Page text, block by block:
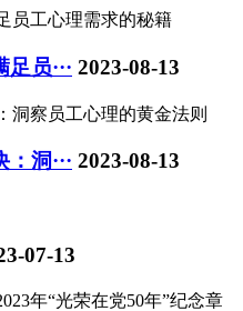
员··· 2023-08-13
洞··· 2023-08-13
07-13